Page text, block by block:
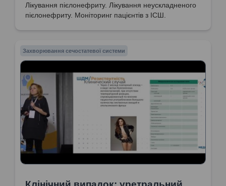
Лікування пієлонефриту. Лікування неускладненого
пієлонефриту. Моніторинг пацієнтів з ІСШ.
Захворювання сечостатевої системи